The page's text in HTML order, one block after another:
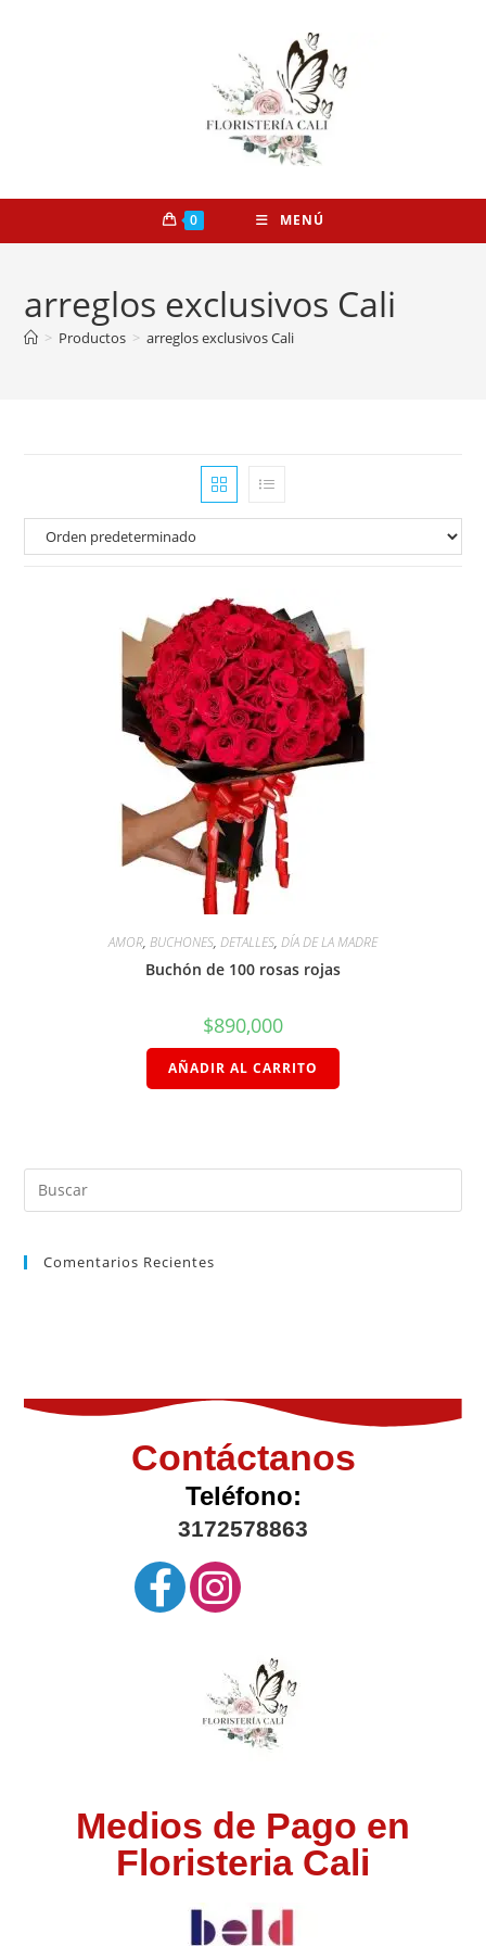
0 MENÚ
arreglos exclusivos Cali
> Productos > arreglos exclusivos Cali
AMOR, BUCHONES, DETALLES, DÍA DE LA MADRE
Buchón de 100 rosas rojas
$890,000
AÑADIR AL CARRITO
Comentarios Recientes
Contáctanos
Teléfono:
3172578863
Medios de Pago en
Floristeria Cali